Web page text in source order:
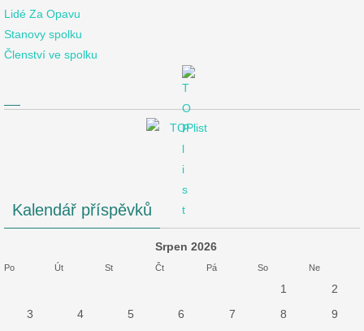
Lidé Za Opavu
Stanovy spolku
Členství ve spolku
Kalendář příspěvků
Srpen 2026
Po Út St Čt Pá So Ne
1
2
3
4 5 6 7 8
9